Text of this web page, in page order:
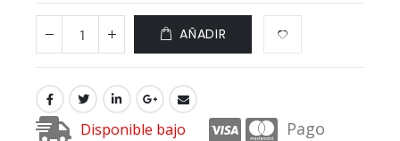
AÑADIR
Disponible bajo
Pago